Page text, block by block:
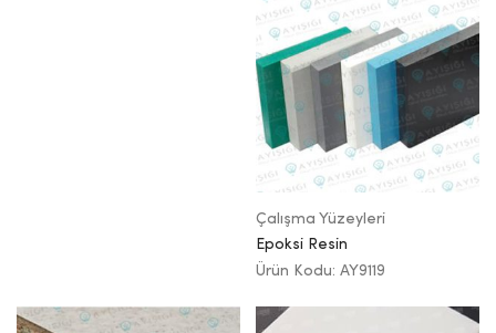
Çalışma Yüzeyleri
Epoksi Resin
Ürün Kodu: AY9119